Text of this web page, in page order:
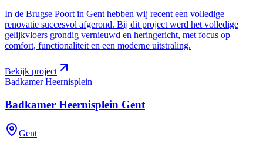
In de Brugse Poort in Gent hebben wij recent een volledige
renovatie succesvol afgerond. Bij dit project werd het volledige
gelijkvloers grondig vernieuwd en heringericht, met focus op
comfort, functionaliteit en een moderne uitstraling.
Bekijk project
Badkamer Heernisplein
Badkamer Heernisplein Gent
Gent